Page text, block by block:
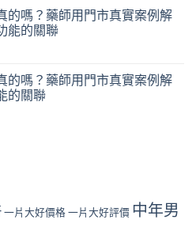
的嗎？藥師用門市真實案例解
能的關聯
的嗎？藥師用門市真實案例解
的關聯
一片大好價格一片大好評價 中年男